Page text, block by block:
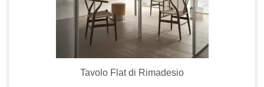
Tavolo Flat di Rimadesio